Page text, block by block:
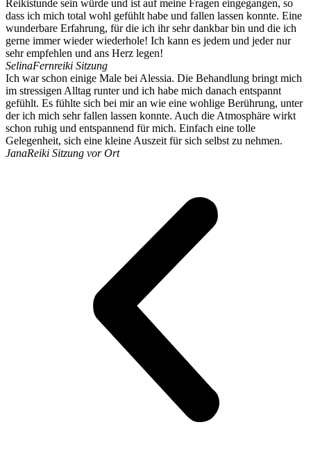
Reikistunde sein würde und ist auf meine Fragen eingegangen, so
dass ich mich total wohl gefühlt habe und fallen lassen konnte. Eine
wunderbare Erfahrung, für die ich ihr sehr dankbar bin und die ich
gerne immer wieder wiederhole! Ich kann es jedem und jeder nur
sehr empfehlen und ans Herz legen!
SelinaFernreiki Sitzung
Ich war schon einige Male bei Alessia. Die Behandlung bringt mich
im stressigen Alltag runter und ich habe mich danach entspannt
gefühlt. Es fühlte sich bei mir an wie eine wohlige Berührung, unter
der ich mich sehr fallen lassen konnte. Auch die Atmosphäre wirkt
schon ruhig und entspannend für mich. Einfach eine tolle
Gelegenheit, sich eine kleine Auszeit für sich selbst zu nehmen.
JanaReiki Sitzung vor Ort